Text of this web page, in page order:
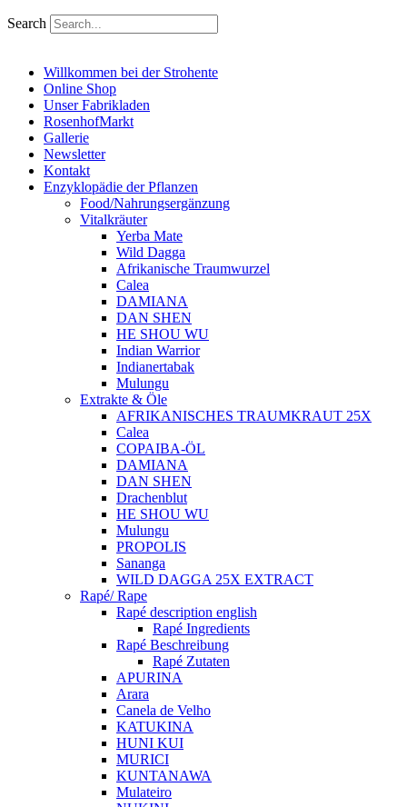
Search
Willkommen bei der Strohente
Online Shop
Unser Fabrikladen
RosenhofMarkt
Gallerie
Newsletter
Kontakt
Enzyklopädie der Pflanzen
Food/Nahrungsergänzung
Vitalkräuter
Yerba Mate
Wild Dagga
Afrikanische Traumwurzel
Calea
DAMIANA
DAN SHEN
HE SHOU WU
Indian Warrior
Indianertabak
Mulungu
Extrakte & Öle
AFRIKANISCHES TRAUMKRAUT 25X
Calea
COPAIBA-ÖL
DAMIANA
DAN SHEN
Drachenblut
HE SHOU WU
Mulungu
PROPOLIS
Sananga
WILD DAGGA 25X EXTRACT
Rapé/ Rape
Rapé description english
Rapé Ingredients
Rapé Beschreibung
Rapé Zutaten
APURINA
Arara
Canela de Velho
KATUKINA
HUNI KUI
MURICI
KUNTANAWA
Mulateiro